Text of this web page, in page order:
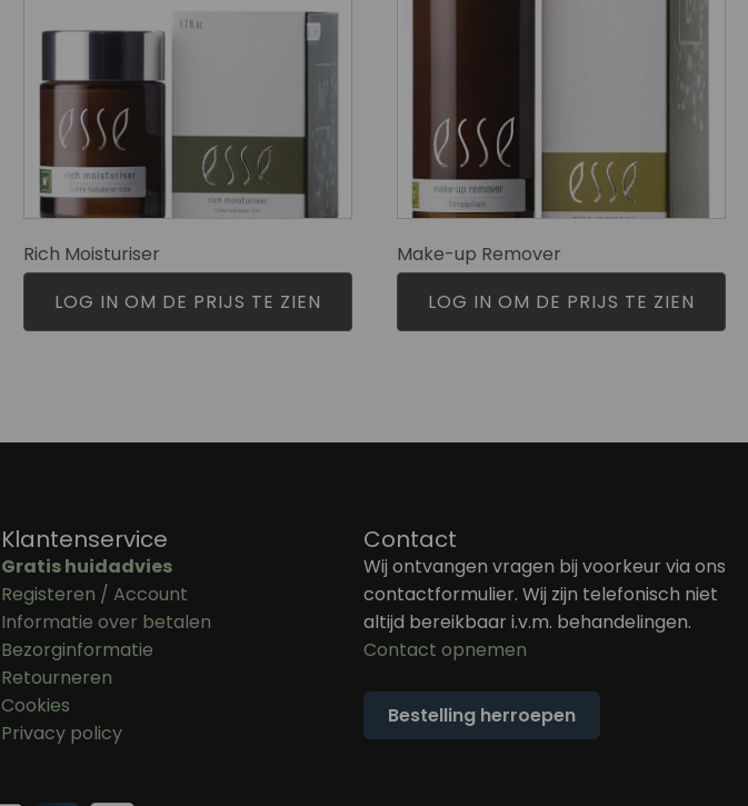
Rich Moisturiser
LOG IN OM DE PRIJS TE ZIEN
Make-up Remover
LOG IN OM DE PRIJS TE ZIEN
Klantenservice
Gratis huidadvies
Registeren / Account
Informatie over betalen
Bezorginformatie
Retourneren
Cookies
Privacy policy
Contact
Wij ontvangen vragen bij voorkeur via ons
contactformulier. Wij zijn telefonisch niet
altijd bereikbaar i.v.m. behandelingen.
Contact opnemen
Bestelling herroepen